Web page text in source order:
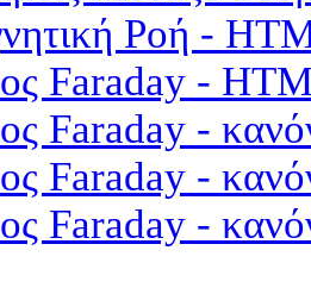
Ροή -
Faraday -
Faraday -
Faraday -
Faraday -